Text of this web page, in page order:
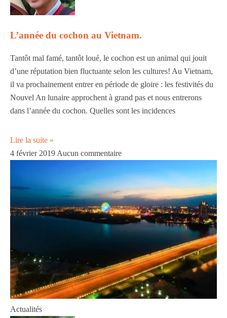
L’année du cochon au Vietnam.
Tantôt mal famé, tantôt loué, le cochon est un animal qui jouit
d’une réputation bien fluctuante selon les cultures! Au Vietnam,
il va prochainement entrer en période de gloire : les festivités du
Nouvel An lunaire approchent à grand pas et nous entrerons
dans l’année du cochon. Quelles sont les incidences
Lire la suite »
4 février 2019 Aucun commentaire
Actualités